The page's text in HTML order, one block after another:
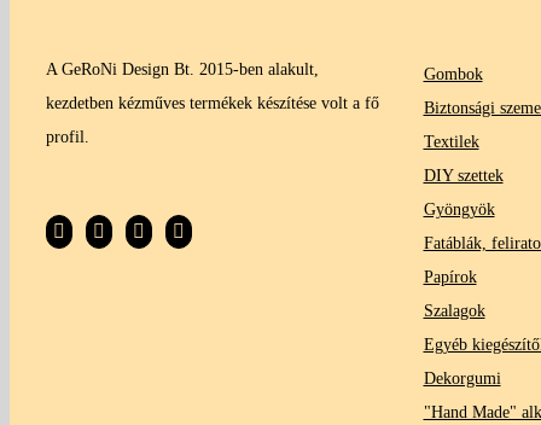
A GeRoNi Design Bt. 2015-ben alakult,
kezdetben kézműves termékek készítése volt a fő
profil.
Gombok
Biztonsági
Textilek
DIY szettek
Gyöngyök
Fatáblák,
Papírok
Szalagok
Egyéb
Dekorgumi
"Hand Made"